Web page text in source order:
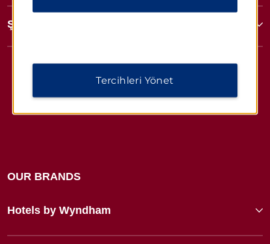
Şartlar ve Politikalar
OUR BRANDS
Hotels by Wyndham
Tercihleri Yönet